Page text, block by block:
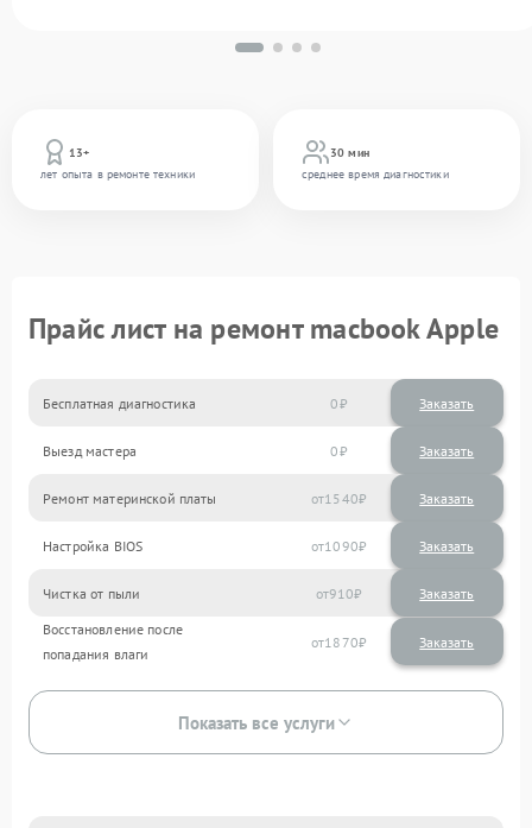
13+
лет опыта в ремонте техники
30 мин
среднее время диагностики
Прайс лист на ремонт macbook Apple
Бесплатная диагностика 0 Заказать
Выезд мастера 0 Заказать
Ремонт материнской платы 1540
Настройка BIOS 1090
Чистка от пыли 910
Восстановление после
попадания влаги
1870
Показать все услуги